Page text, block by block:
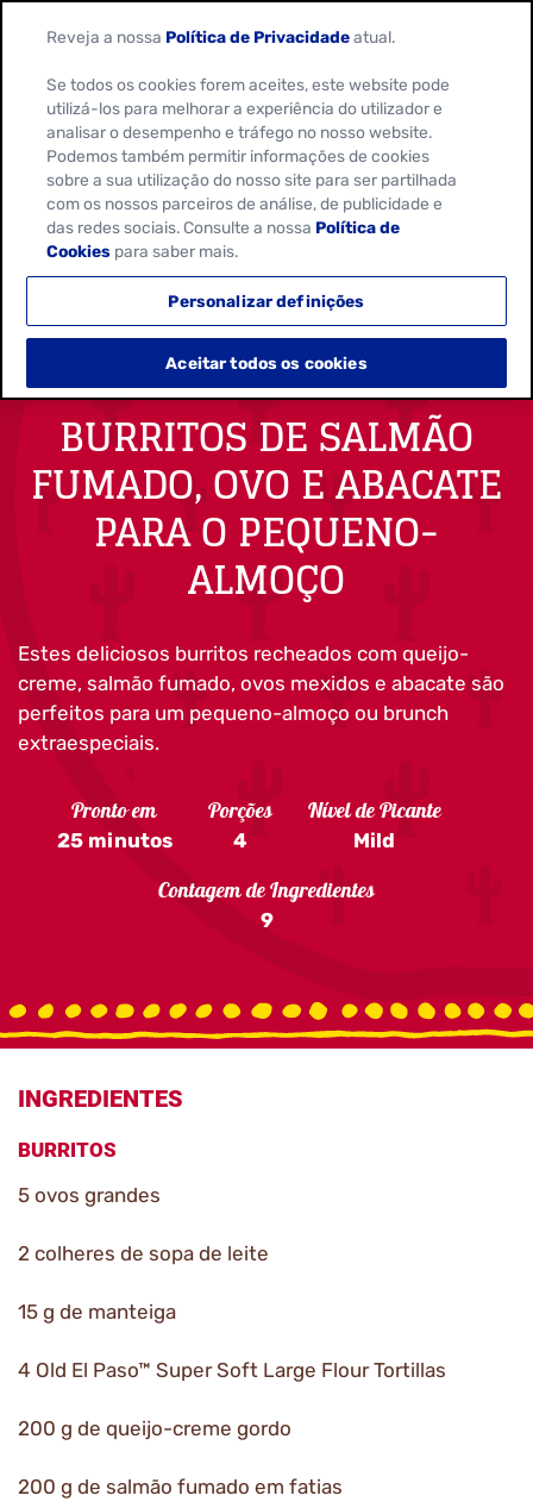
BURRITOS DE SALMÃO
FUMADO, OVO E ABACATE
PARA O PEQUENO-
ALMOÇO
Estes deliciosos burritos recheados com queijo-
creme, salmão fumado, ovos mexidos e abacate são
perfeitos para um pequeno-almoço ou brunch
extraespeciais.
Pronto em
25 minutos
Porções
4
Nível de Picante
Mild
Contagem de Ingredientes
9
INGREDIENTES
BURRITOS
5 ovos grandes
2 colheres de sopa de leite
15 g de manteiga
4 Old El Paso™ Super Soft Large Flour Tortillas
200 g de queijo-creme gordo
200 g de salmão fumado em fatias
Reveja a nossa Política de Privacidadeatual.
Se todos os cookies forem aceites, este website pode
utilizá-los para melhorar a experiência do utilizador e
analisar o desempenho e tráfego no nosso website.
Podemos também permitir informações de cookies
sobre a sua utilização do nosso site para ser partilhada
com os nossos parceiros de análise, de publicidade e
das redes sociais. Consulte a nossa Política de
Cookies para saber mais.
Personalizar definições
Aceitar todos os cookies